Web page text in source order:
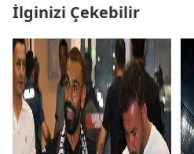
İlginizi Çekebilir